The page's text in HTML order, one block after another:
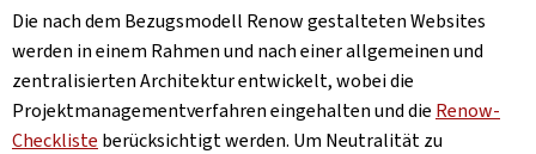
Die nach dem Bezugsmodell Renow gestalteten Websites
werden in einem Rahmen und nach einer allgemeinen und
zentralisierten Architektur entwickelt, wobei die
Projektmanagementverfahren eingehalten und die Renow-
Checkliste berücksichtigt werden. Um Neutralität zu